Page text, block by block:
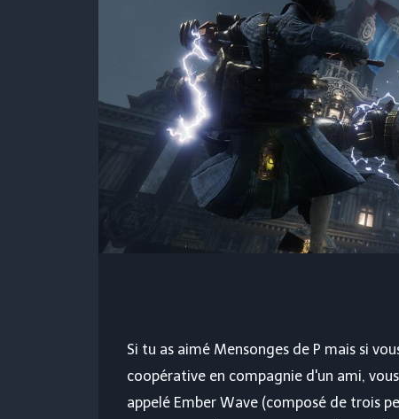
Si tu as aimé Mensonges de P mais si
coopérative en compagnie d'un ami,
appelé Ember Wave (composé de trois